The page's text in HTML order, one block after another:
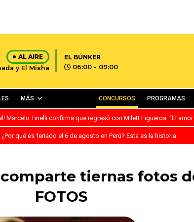
AL AIRE
y El Misha
EL BÚNKER
06:00 - 09:00
MÁS CONCURSOS PROGRAMAS
Marcelo Tinelli confirma que regresó con Milett Figueroa: “El
¿Por qué es feriado el 6 de agosto en Perú? Esta es la historia
tiernas fotos
FOTOS